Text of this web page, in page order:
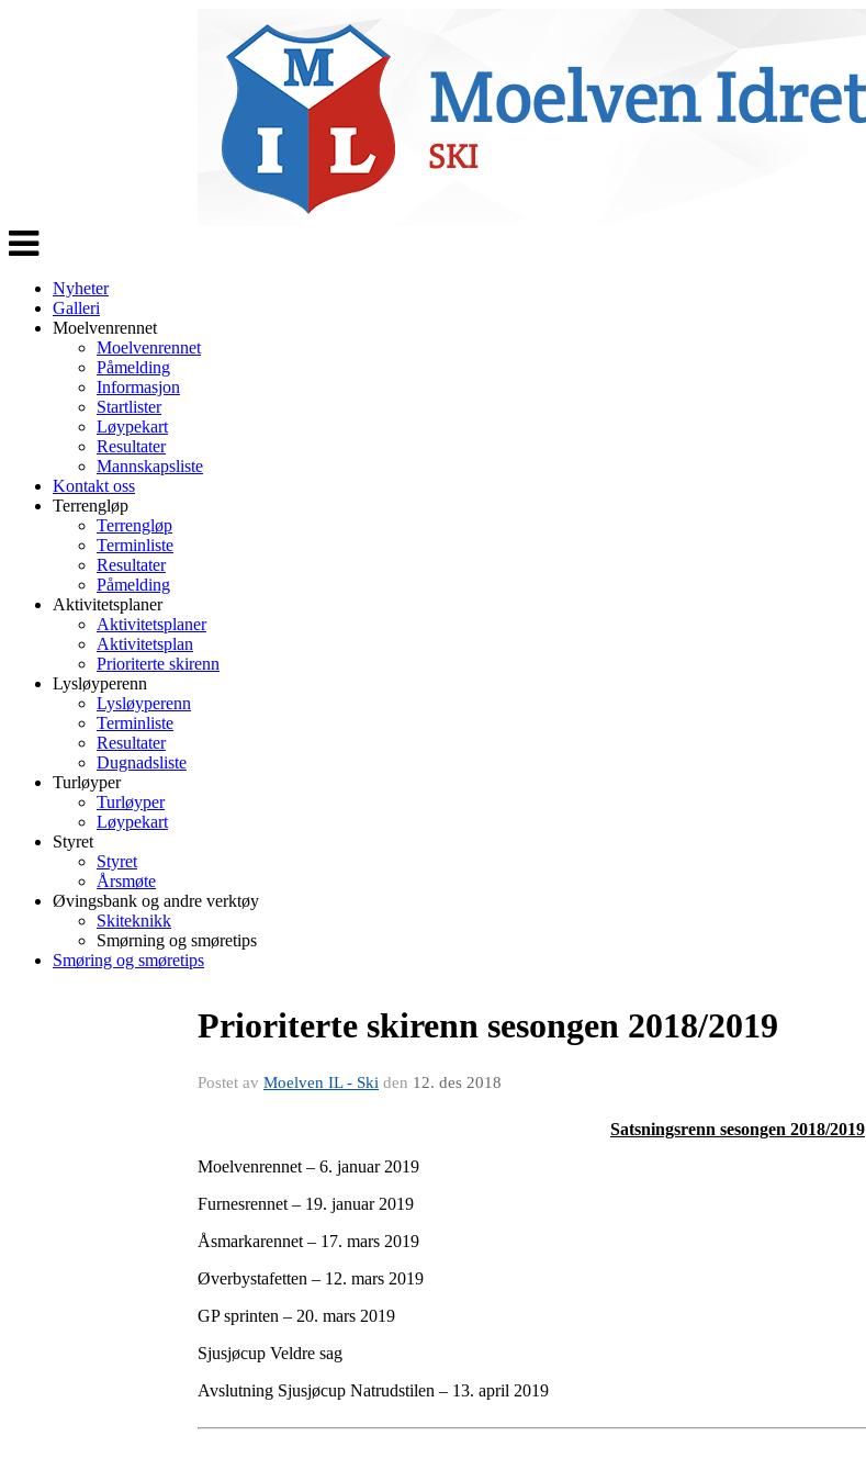
Veksle
navigasjon
Nyheter
Galleri
Moelvenrennet
Moelvenrennet
Påmelding
Informasjon
Startlister
Løypekart
Resultater
Mannskapsliste
Kontakt oss
Terrengløp
Terrengløp
Terminliste
Resultater
Påmelding
Aktivitetsplaner
Aktivitetsplaner
Aktivitetsplan
Prioriterte skirenn
Lysløyperenn
Lysløyperenn
Terminliste
Resultater
Dugnadsliste
Turløyper
Turløyper
Løypekart
Styret
Styret
Årsmøte
Øvingsbank og andre verktøy
Skiteknikk
Smørning og smøretips
Smøring og smøretips
Prioriterte skirenn sesongen 2018/2019
Postet av Moelven IL - Ski den 12. des 2018
Satsningsrenn sesongen 2018/2019
Moelvenrennet – 6. januar 2019
Furnesrennet – 19. januar 2019
Åsmarkarennet – 17. mars 2019
Øverbystafetten – 12. mars 2019
GP sprinten – 20. mars 2019
Sjusjøcup Veldre sag
Avslutning Sjusjøcup Natrudstilen – 13. april 2019